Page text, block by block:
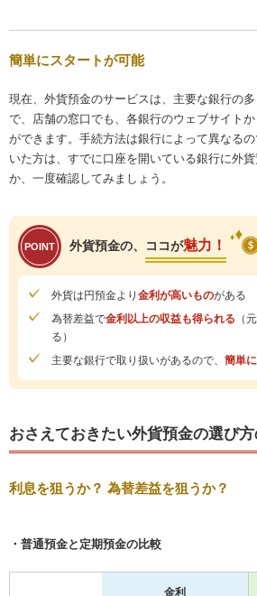
簡単にスタートが可能
現在、外貨預金のサービスは、主要な銀行の
で、店舗の窓口でも、各銀行のウェブサイト
ができます。手続方法は銀行によって異なる
いた方は、すでに口座を開いている銀行に外
か、一度確認してみましょう。
POINT 外貨預金の、 ココが魅力！
外貨は円預金より 金利が高いものがある
為替差益で金利以上の収益も得られる （
る）
主要な銀行で取り扱いがあるので、 簡単
おさえておきたい外貨預金の選び
利息を狙うか？ 為替差益を狙うか？
普通預金と定期預金の比較
金利